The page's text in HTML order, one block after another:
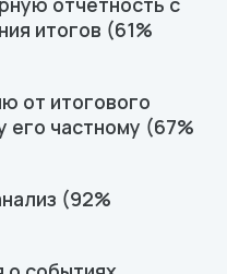
итогов (61%
от итогового
его частному (67%
(92%